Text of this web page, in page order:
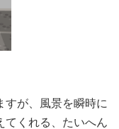
すが、風景を瞬時に
てくれる、たいへん